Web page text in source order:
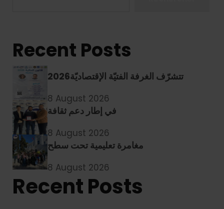
Recent Posts
2026تتشرّف الغرفة الفتيّة الإقتصاديّة
8 August 2026
في إطار دعم ثقافة
8 August 2026
مغامرة تعليمية تحت سطح
8 August 2026
Recent Posts